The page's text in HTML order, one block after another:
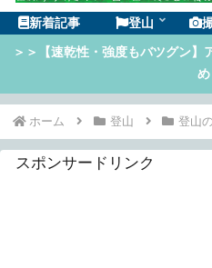
新着記事 登山
＞＞【速乾性・強度もバツグン】
め
ホーム 登山 登山
スポンサードリンク